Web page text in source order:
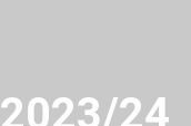
24